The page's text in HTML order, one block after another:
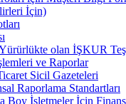
İçin)
Yürürlükte olan İŞKUR
ve Raporlar
Sicil Gazeteleri
Raporlama Standartları
Boy İşletmeler İçin